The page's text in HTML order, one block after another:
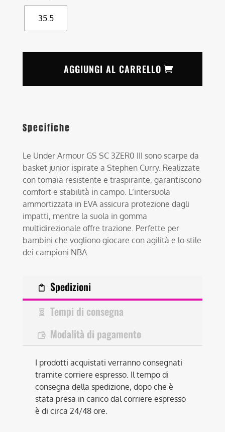
35.5
AGGIUNGI AL CARRELLO
Specifiche
Le Under Armour GS SC 3ZER0 III sono scarpe da
basket junior ispirate a Stephen Curry. Realizzate
con tomaia resistente e traspirante, garantiscono
comfort e stabilità in campo. L’intersuola
ammortizzata in EVA assicura protezione dagli
impatti, mentre la suola in gomma
multidirezionale offre trazione. Perfette per
bambini che vogliono giocare con agilità e lo stile
dei campioni NBA.
Spedizioni
Tempi di consegna
Modalità di pagamento
I prodotti acquistati verranno consegnati
tramite corriere espresso. Il tempo di
consegna della spedizione, dopo che è
stata presa in carico dal corriere espresso
è di circa 24/48 ore.